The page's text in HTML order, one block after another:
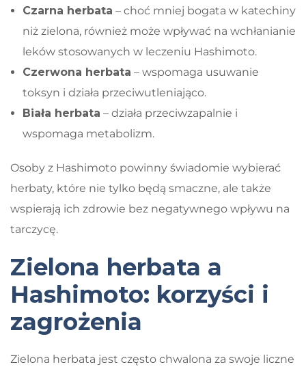
Czarna herbata – choć mniej bogata w katechiny
niż zielona, również może wpływać na wchłanianie
leków stosowanych w leczeniu Hashimoto.
Czerwona herbata – wspomaga usuwanie
toksyn i działa przeciwutleniająco.
Biała herbata – działa przeciwzapalnie i
wspomaga metabolizm.
Osoby z Hashimoto powinny świadomie wybierać
herbaty, które nie tylko będą smaczne, ale także
wspierają ich zdrowie bez negatywnego wpływu na
tarczycę.
Zielona herbata a
Hashimoto: korzyści i
zagrożenia
Zielona herbata jest często chwalona za swoje liczne